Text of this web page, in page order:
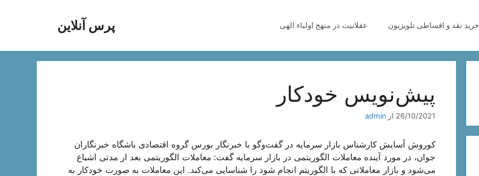
پرس آنلاین خرید نقد و اقساطی تلویزیون عقلانیت در منهج اولیاء الهی
پیش‌نویس خودکار
26/10/2021 از admin
کوروش آسایش کارشناس بازار سرمایه در گفت‌وگو با خبرنگار بورس گروه اقتصادی باشگاه خبرنگاران
جوان، در مورد آینده معاملات الگوریتمی در بازار سرمایه گفت: معاملات الگوریتمی بعد از مدتی اشباع
می‌شود و بازار معاملاتی که با الگوریتم انجام شود را شناسایی می‌کند. این معاملات به صورت خودکار به